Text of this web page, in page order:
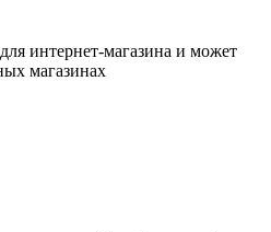
интернет-магазина и может
магазинах